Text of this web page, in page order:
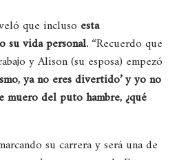
que incluso esta
su vida personal. “Recuerdo que
y Alison (su esposa) empezó
ya no eres divertido’ y yo no
muero del puto hambre, ¿qué
su carrera y será una de